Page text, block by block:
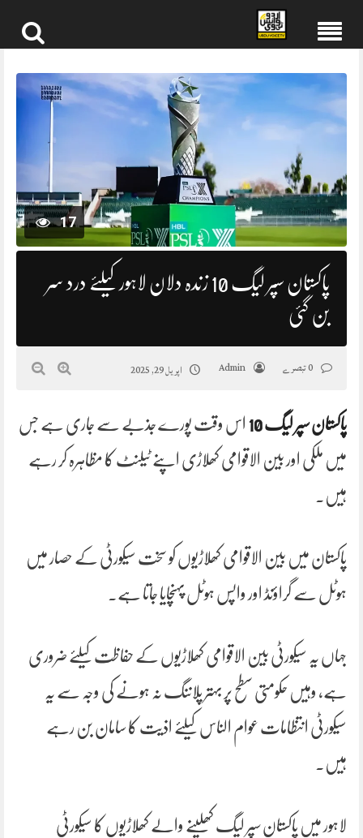
17
پاکستان سپر لیگ 10 زندہ دلان لاہور کیلئے درد سر
بن گئی
Admin اپریل 29, 2025
پاکستان سپر لیگ 10 اس وقت پورے جذبے سے جاری ہے جس
میں ملکی اور بین الاقوامی کھلاڑی اپنے ٹیلنٹ کا مظاہرہ کر رہے
ہیں۔
پاکستان میں بین الاقوامی کھلاڑیوں کو سخت سیکورٹی کے حصار میں
ہوٹل سے گراؤنڈ اور واپس ہوٹل پہنچایا جاتا ہے۔
جہاں یہ سیکورٹی بین الاقوامی کھلاڑیوں کے حفاظت کیلئے ضروری
ہے، وہیں حکومتی سطح پر بہتر پلاننگ نہ ہونے کی وجہ سے یہ
سیکورٹی انتظامات عوام الناس کیلئے اذیت کا سامان بن رہے
ہیں۔
لاہور میں پاکستان سپر لیگ کھلینے والے کھلاڑیوں کا سیکورٹی